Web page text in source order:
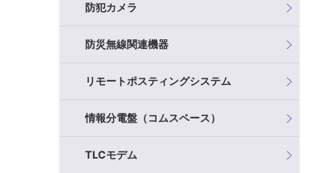
防犯カメラ
防災無線関連機器
リモートポスティングシステム
情報分電盤（コムスペース）
TLCモデム